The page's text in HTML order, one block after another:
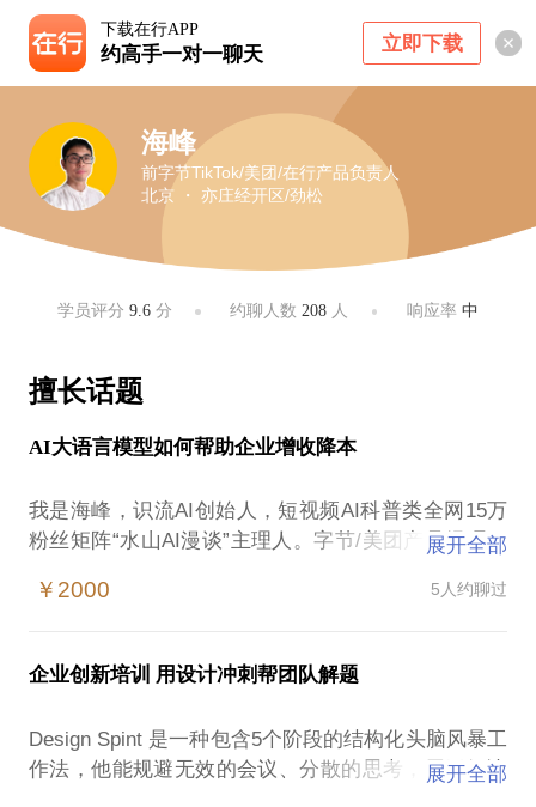
下载在行APP
约高手一对一聊天 立即下载
海峰
前字节TikTok/美团/在行产品负责人
北京 ・ 亦庄经开区/劲松
学员评分9.6 分 约聊人数 208 人 响应率 中
擅长话题
AI大语言模型如何帮助企业增收降本
我是海峰，识流AI创始人，短视频AI科普类全网15万
粉丝矩阵“水山AI漫谈”主理人。字节/美团产品经理，
已经服务了抖音1000万粉丝矩阵的博主，客户行业包
括财商教育、语言教育、美食推荐、新能源、家居
我们可以探讨如何解决幻觉问题、长期记忆缺失，探
展开全部
￥2000 5人约聊过
企业创新培训 用设计冲刺帮团队解题
Design Spint 是一种包含5个阶段的结构化头脑风暴工
作法，他能规避无效的会议、分散的思考，用于解决
展开全部